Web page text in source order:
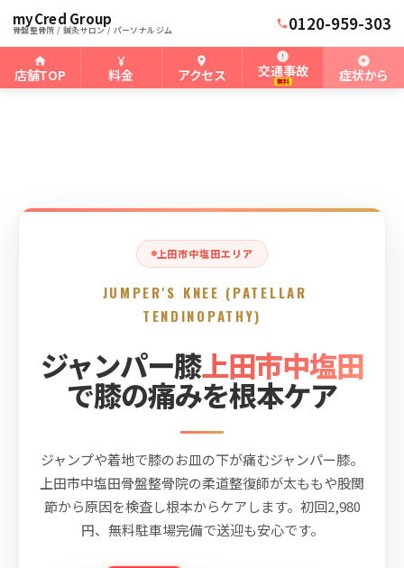
myCred Group
骨盤整骨院 / 鍼灸サロン / パーソナルジム 0120-959-303
店舗TOP 料金 アクセス 交通事故
無料 症状から
ホーム › 上田市中塩田骨盤整骨院 上田市中塩田のジャンパー膝
上田市中塩田エリア
JUMPER'S KNEE (PATELLAR
TENDINOPATHY)
ジャンパー膝上田市中塩田
で膝の痛みを根本ケア
ジャンプや着地で膝のお皿の下が痛むジャンパー膝。
上田市中塩田骨盤整骨院の柔道整復師が太ももや股関
節から原因を検査し根本からケアします。初回2,980
円、無料駐車場完備で送迎も安心です。